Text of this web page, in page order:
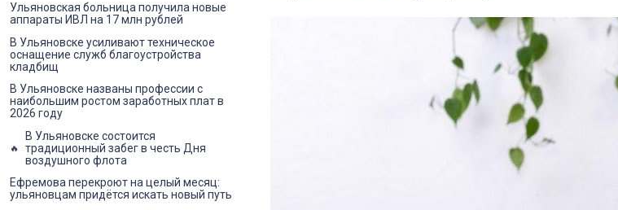
Ульяновская больница получила новые
аппараты ИВЛ на 17 млн рублей
В Ульяновске усиливают техническое
оснащение служб благоустройства
кладбищ
В Ульяновске названы профессии с
наибольшим ростом заработных плат в
2026 году
В Ульяновске состоится
традиционный забег в честь Дня
воздушного флота
Ефремова перекроют на целый месяц:
ульяновцам придётся искать новый путь